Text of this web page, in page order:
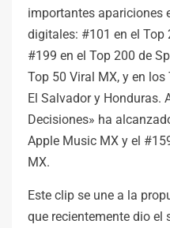
importantes apariciones
digitales: #101 en el
#199 en el Top 200 de
Top 50 Viral MX, y en
El Salvador y Honduras.
Decisiones» ha
Apple Music MX y el
MX.
Este clip se une a la
que recientemente dio el